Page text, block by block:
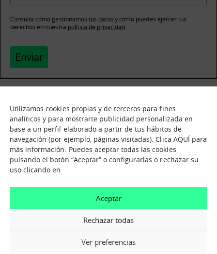
Utilizamos cookies propias y de terceros para fines
analíticos y para mostrarte publicidad personalizada en
base a un perfil elaborado a partir de tus hábitos de
navegación (por ejemplo, páginas visitadas). Clica AQUÍ para
más información. Puedes aceptar todas las cookies
pulsando el botón “Aceptar” o configurarlas o rechazar su
uso clicando en
Aceptar
Rechazar todas
Ver preferencias
Consulta cómo gestionamos tus datos y cómo puedes ejercer tus
derechos en nuestra política de privacidad
Enviar
Qué es
Nodos
Nuestra oferta
Catálogo de activos
Jornadas de inmersión
Experiencias
Contáctanos
¿En que te podemos ayudar?
Contáctanos